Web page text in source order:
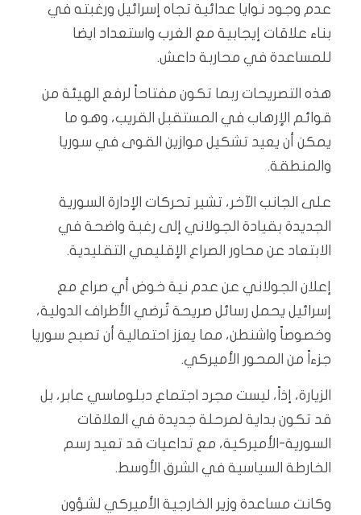
عدم وجود نوايا عدائية تجاه إسرائيل ورغبته في
بناء علاقات إيجابية مع الغرب واستعداد ايضا
للمساعدة في محاربة داعش.
هذه التصريحات ربما تكون مفتاحاً لرفع الهيئة من
قوائم الإرهاب في المستقبل القريب، وهو ما
يمكن أن يعيد تشكيل موازين القوى في سوريا
والمنطقة.
على الجانب الآخر، تشير تحركات الإدارة السورية
الجديدة بقيادة الجولاني إلى رغبة واضحة في
الابتعاد عن محاور الصراع الإقليمي التقليدية.
إعلان الجولاني عن عدم نية خوض أي صراع مع
إسرائيل يحمل رسائل صريحة تُرضي الأطراف الدولية،
وخصوصاً واشنطن، مما يعزز احتمالية أن تصبح سوريا
جزءاً من المحور الأميركي.
الزيارة، إذاً، ليست مجرد اجتماع دبلوماسي عابر، بل
قد تكون بداية لمرحلة جديدة في العلاقات
السورية-الأميركية، مع تداعيات قد تعيد رسم
الخارطة السياسية في الشرق الأوسط.
وكانت مساعدة وزير الخارجية الأميركي لشؤون